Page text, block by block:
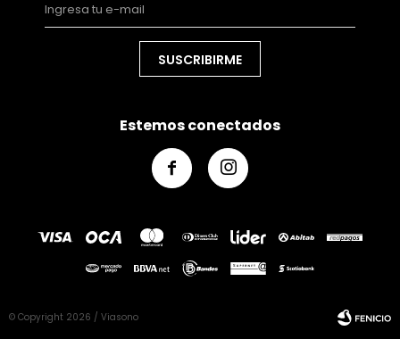
SUSCRIBIRME
Estemos conectados
 
© Copyright 2026 / Viasono